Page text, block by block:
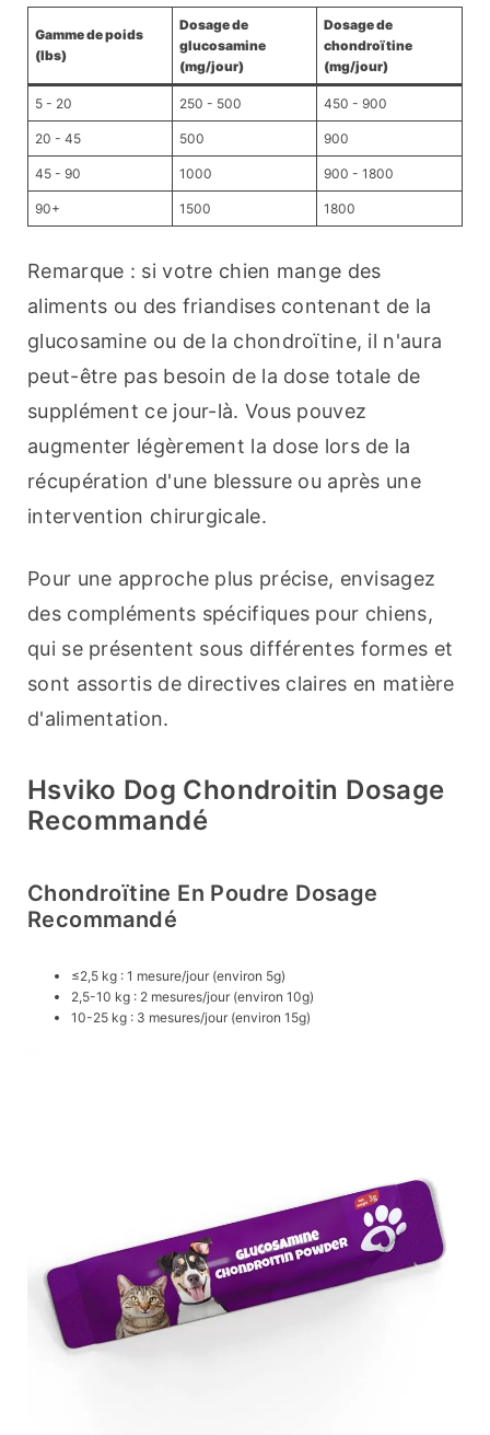
Gamme de poids
(lbs)
Dosage de
glucosamine
(mg/jour)
Dosage de
chondroïtine
(mg/jour)
5 - 20 250 - 500 450 - 900
20 - 45 500 900
45 - 90 1000 900 - 1800
90+ 1500 1800
Remarque : si votre chien mange des
aliments ou des friandises contenant de la
glucosamine ou de la chondroïtine, il n'aura
peut-être pas besoin de la dose totale de
supplément ce jour-là. Vous pouvez
augmenter légèrement la dose lors de la
récupération d'une blessure ou après une
intervention chirurgicale.
Pour une approche plus précise, envisagez
des compléments spécifiques pour chiens,
qui se présentent sous différentes formes et
sont assortis de directives claires en matière
d'alimentation.
Hsviko Dog Chondroitin Dosage
Recommandé
Chondroïtine En Poudre Dosage
Recommandé
≤2,5 kg : 1 mesure/jour (environ 5g)
2,5-10 kg : 2 mesures/jour (environ 10g)
10-25 kg : 3 mesures/jour (environ 15g)